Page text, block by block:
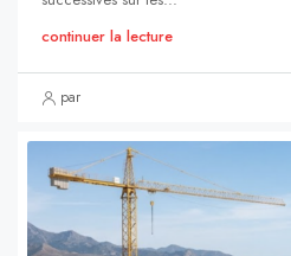
continuer la lecture
par